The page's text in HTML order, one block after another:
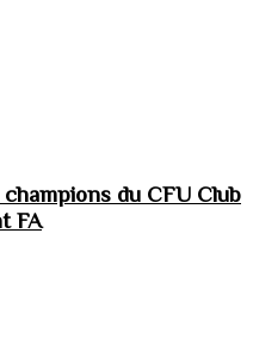
du CFU Club
FA